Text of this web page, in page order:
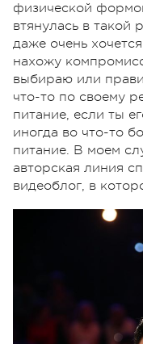
физической
втянулась в такой
даже очень
нахожу
выбираю или
что-то по своему
питание, если ты
иногда во что-то
питание. В моем
авторская линия
видеоблог, в